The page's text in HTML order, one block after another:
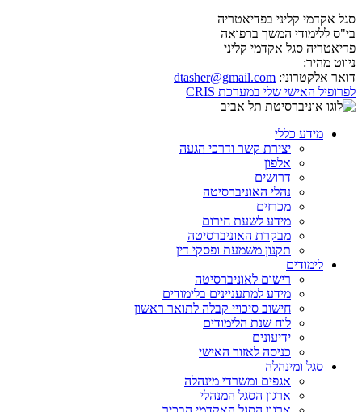
סגל אקדמי קליני בפדיאטריה
בי"ס ללימודי המשך ברפואה
פדיאטריה סגל אקדמי קליני
ניווט מהיר:
דואר אלקטרוני: dtasher@gmail.com
לפרופיל האישי שלי במערכת CRIS
מידע כללי
יצירת קשר ודרכי הגעה
אלפון
דרושים
נהלי האוניברסיטה
מכרזים
מידע לשעת חירום
מבקרת האוניברסיטה
תקנון משמעת ופסקי דין
לימודים
רישום לאוניברסיטה
מידע למתעניינים בלימודים
חישוב סיכויי קבלה לתואר ראשון
לוח שנת הלימודים
ידיעונים
כניסה לאזור האישי
סגל ומינהלה
אגפים ומשרדי מינהלה
ארגון הסגל המנהלי